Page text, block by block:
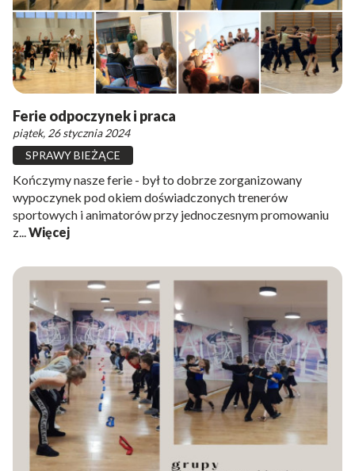
Ferie odpoczynek i praca
piątek, 26 stycznia 2024
SPRAWY BIEŻĄCE
Kończymy nasze ferie - był to dobrze zorganizowany
wypoczynek pod okiem doświadczonych trenerów
sportowych i animatorów przy jednoczesnym promowaniu
z... Więcej